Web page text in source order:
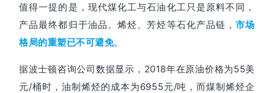
值得一提的是，现代煤化工与石油化工只是原料不同，
产品最终都归于油品、烯烃、芳烃等石化产品链，市场
格局的重塑已不可避免。
据波士顿咨询公司数据显示，2018年在原油价格为55美
元/桶时，油制烯烃的成本为6955元/吨，而煤制烯烃企